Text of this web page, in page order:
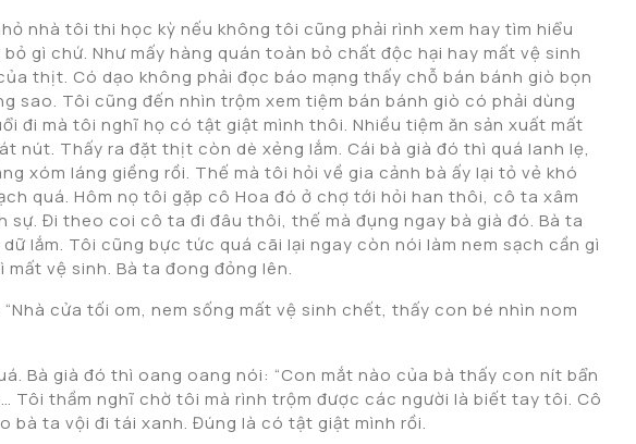
nhà tôi thi học kỳ nếu không tôi cũng phải rình xem hay tìm hiểu
gì chứ. Như mấy hàng quán toàn bỏ chất độc hại hay mất vệ sinh
thịt. Có dạo không phải đọc báo mạng thấy chỗ bán bánh giò bọn
sao. Tôi cũng đến nhìn trộm xem tiệm bán bánh giò có phải dùng
đi mà tôi nghĩ họ có tật giật mình thôi. Nhiều tiệm ăn sản xuất mất
nút. Thấy ra đặt thịt còn dè xẻng lắm. Cái bà già đó thì quá lanh lẹ,
xóm láng giềng rồi. Thế mà tôi hỏi về gia cảnh bà ấy lại tỏ vẻ khó
quá. Hôm nọ tôi gặp cô Hoa đó ở chợ tới hỏi han thôi, cô ta xâm
sự. Đi theo coi cô ta đi đâu thôi, thế mà đụng ngay bà già đó. Bà ta
lắm. Tôi cũng bực tức quá cãi lại ngay còn nói làm nem sạch cần gì
mất vệ sinh. Bà ta đong đỏng lên.
cửa tối om, nem sống mất vệ sinh chết, thấy con bé nhìn nom
Bà già đó thì oang oang nói: “Con mắt nào của bà thấy con nít bẩn
Tôi thầm nghĩ chờ tôi mà rình trộm được các người là biết tay tôi. Cô
bà ta vội đi tái xanh. Đúng là có tật giật mình rồi.